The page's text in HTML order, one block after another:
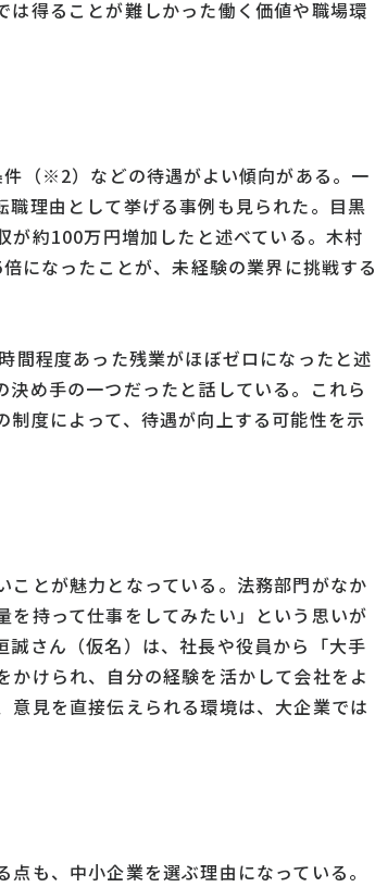
得ることが難しかった働く価値や職場環
（※2）などの待遇がよい傾向がある。一
理由として挙げる事例も見られた。目黒
が約100万円増加したと述べている。木村
になったことが、未経験の業界に挑戦する
間程度あった残業がほぼゼロになったと述
め手の一つだったと話している。これら
度によって、待遇が向上する可能性を示
とが魅力となっている。法務部門がなか
を持って仕事をしてみたい」という思いが
さん（仮名）は、社長や役員から「大手
けられ、自分の経験を活かして会社をよ
意見を直接伝えられる環境は、大企業では
も、中小企業を選ぶ理由になっている。